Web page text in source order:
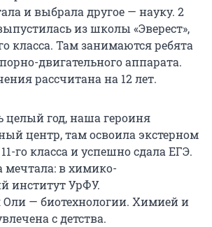
и выбрала другое — науку. 2
из школы «Эверест»,
класса. Там занимаются ребята
двигательного аппарата.
рассчитана на 12 лет.
целый год, наша героиня
центр, там освоила экстерном
го класса и успешно сдала ЕГЭ.
мечтала: в химико-
институт УрФУ.
— биотехнологии. Химией и
с детства.